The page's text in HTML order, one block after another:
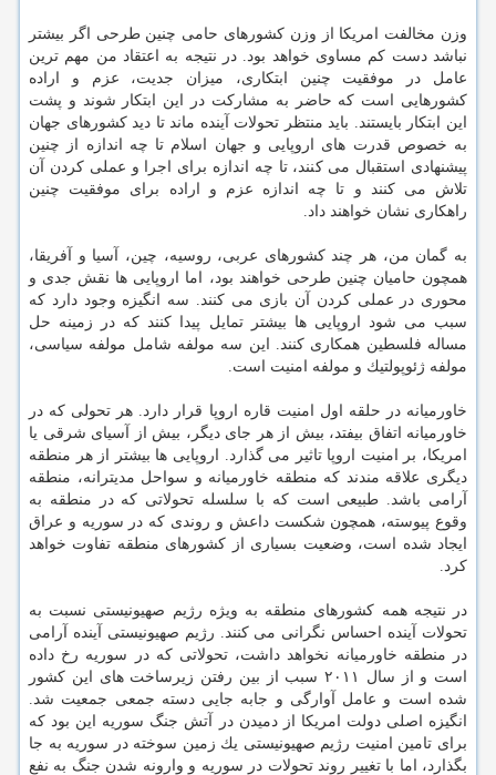
وزن مخالفت امریكا از وزن كشورهای حامی چنین طرحی اگر بیشتر
نباشد دست كم مساوی خواهد بود. در نتیجه به اعتقاد من مهم ترین
عامل در موفقیت چنین ابتكاری، میزان جدیت، عزم و اراده
كشورهایی است كه حاضر به مشاركت در این ابتكار شوند و پشت
این ابتكار بایستند. باید منتظر تحولات آینده ماند تا دید كشورهای جهان
به خصوص قدرت های اروپایی و جهان اسلام تا چه اندازه از چنین
پیشنهادی استقبال می كنند، تا چه اندازه برای اجرا و عملی كردن آن
تلاش می كنند و تا چه اندازه عزم و اراده برای موفقیت چنین
راهكاری نشان خواهند داد.
به گمان من، هر چند كشورهای عربی، روسیه، چین، آسیا و آفریقا،
همچون حامیان چنین طرحی خواهند بود، اما اروپایی ها نقش جدی و
محوری در عملی كردن آن بازی می كنند. سه انگیزه وجود دارد كه
سبب می شود اروپایی ها بیشتر تمایل پیدا كنند كه در زمینه حل
مساله فلسطین همكاری كنند. این سه مولفه شامل مولفه سیاسی،
مولفه ژئوپولتیك و مولفه امنیت است.
خاورمیانه در حلقه اول امنیت قاره اروپا قرار دارد. هر تحولی كه در
خاورمیانه اتفاق بیفتد، بیش از هر جای دیگر، بیش از آسیای شرقی یا
امریكا، بر امنیت اروپا تاثیر می گذارد. اروپایی ها بیشتر از هر منطقه
دیگری علاقه مندند كه منطقه خاورمیانه و سواحل مدیترانه، منطقه
آرامی باشد. طبیعی است كه با سلسله تحولاتی كه در منطقه به
وقوع پیوسته، همچون شكست داعش و روندی كه در سوریه و عراق
ایجاد شده است، وضعیت بسیاری از كشورهای منطقه تفاوت خواهد
كرد.
در نتیجه همه كشورهای منطقه به ویژه رژیم صهیونیستی نسبت به
تحولات آینده احساس نگرانی می كنند. رژیم صهیونیستی آینده آرامی
در منطقه خاورمیانه نخواهد داشت، تحولاتی كه در سوریه رخ داده
است و از سال ۲۰۱۱ سبب از بین رفتن زیرساخت های این كشور
شده است و عامل آوارگی و جابه جایی دسته جمعی جمعیت شد.
انگیزه اصلی دولت امریكا از دمیدن در آتش جنگ سوریه این بود كه
برای تامین امنیت رژیم صهیونیستی یك زمین سوخته در سوریه به جا
بگذارد، اما با تغییر روند تحولات در سوریه و وارونه شدن جنگ به نفع